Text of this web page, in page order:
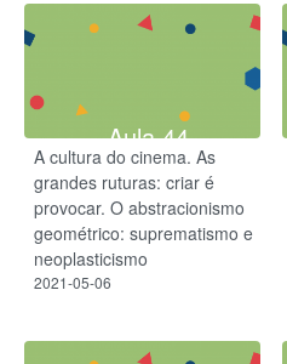
Aula 44
A cultura do cinema. As
grandes ruturas: criar é
provocar. O abstracionismo
geométrico: suprematismo e
neoplasticismo
2021-05-06